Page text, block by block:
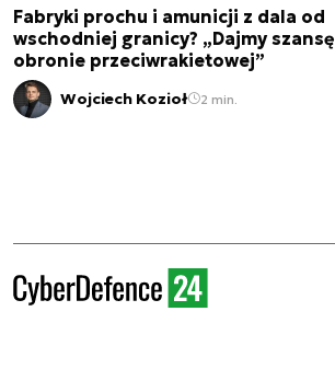
Fabryki prochu i amunicji z dala od
wschodniej granicy? „Dajmy szansę
obronie przeciwrakietowej”
Wojciech Kozioł 2 min.